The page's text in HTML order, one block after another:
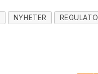
NYHETER